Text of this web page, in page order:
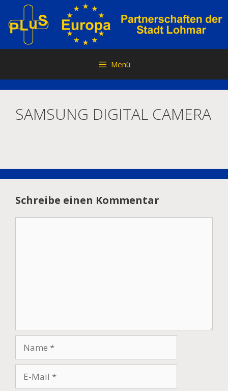
Inhalt
springen
Menü
SAMSUNG DIGITAL CAMERA
Schreibe einen Kommentar
Mail